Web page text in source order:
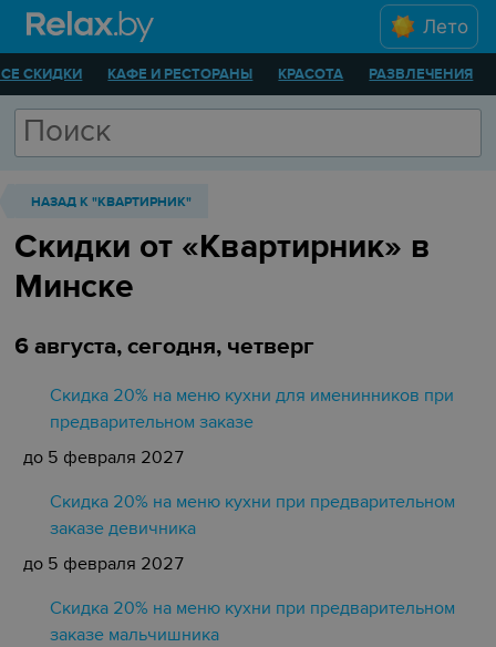
Лето
СКИДКИ КАФЕ И РЕСТОРАНЫ КРАСОТА РАЗВЛЕЧЕНИЯ
НАЗАД К "КВАРТИРНИК"
Скидки от «Квартирник» в
Минске
6 августа, сегодня, четверг
Скидка 20% на меню кухни для именинников при
предварительном заказе
до 5 февраля 2027
Скидка 20% на меню кухни при предварительном
заказе девичника
до 5 февраля 2027
Скидка 20% на меню кухни при предварительном
заказе мальчишника